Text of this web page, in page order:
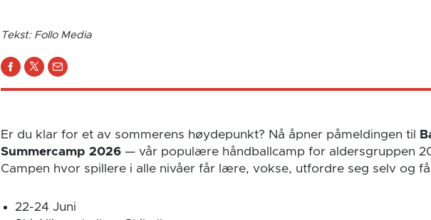
Tekst: Follo Media
Er du klar for et av sommerens høydepunkt? Nå åpner påmeldingen til
Summercamp 2026 — vår populære håndballcamp for aldersgruppen
Campen hvor spillere i alle nivåer får lære, vokse, utfordre seg selv og
22-24 Juni